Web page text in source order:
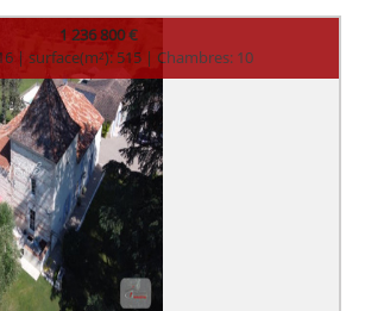
1 236 800 €
| surface(m²): 515 | Chambres: 10